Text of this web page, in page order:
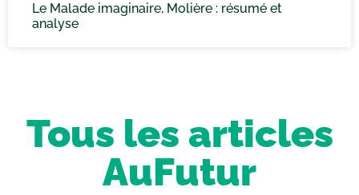
Le Malade imaginaire, Molière : résumé et
analyse
Tous les articles
AuFutur